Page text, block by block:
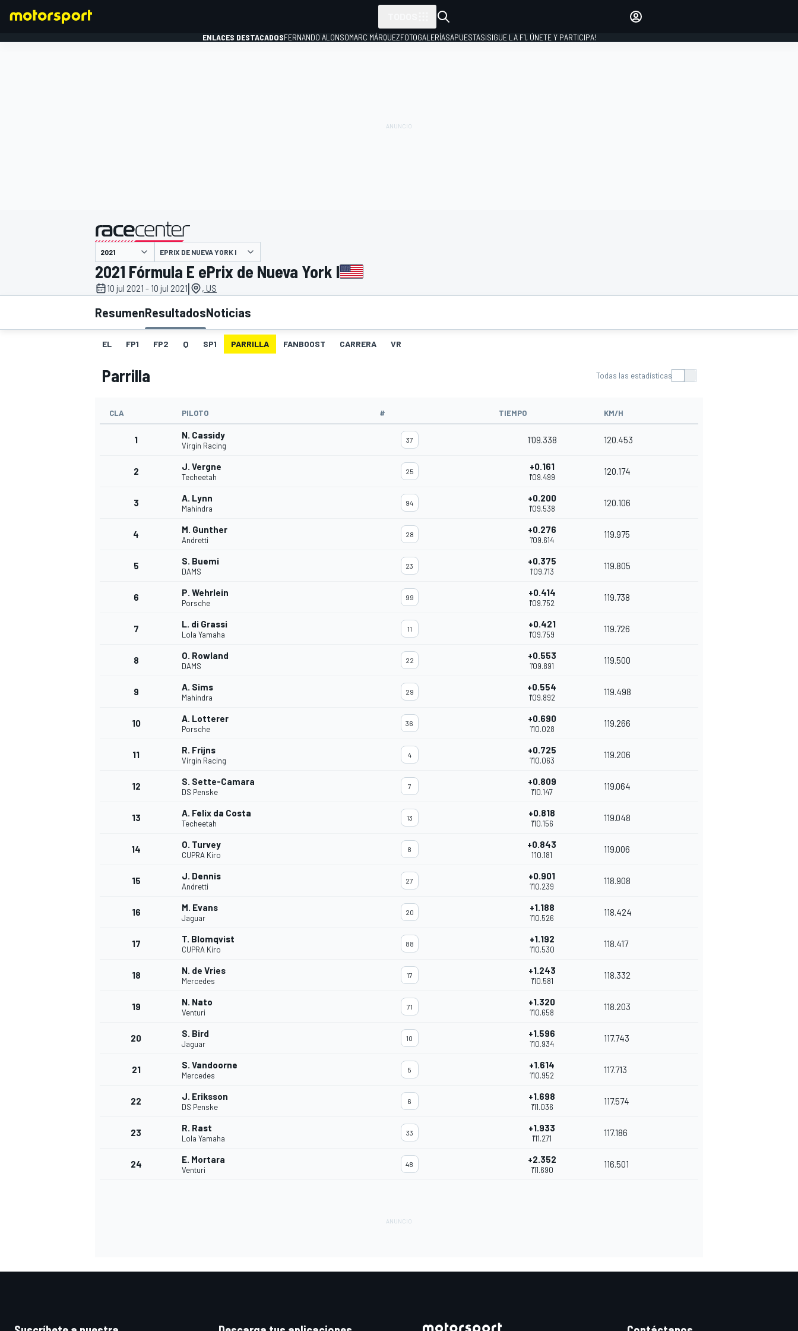
INDYCAR WRC
FÓRMULA E
ENLACES DESTACADOSFERNANDO ALONSOMARC MÁRQUEZFOTOGALERÍASAPUESTAS¡SIGUE LA F1, ÚNETE Y PARTICIPA!
presentado por
EPRIX DE NUEVA YORK I
2021 Fórmula E ePrix de Nueva York I
10 jul 2021 - 10 jul 2021| , US
ResumenResultadosNoticias
EL FP1 FP2 Q SP1 PARRILLA FANBOOST CARRERA VR
Parrilla Todas las estadísticas
CLA PILOTO # TIEMPO KM/H
1 N. Cassidy
Virgin Racing
37 1'09.338 120.453
2 J. Vergne
Techeetah
25 +0.161
1'09.499
120.174
3 A. Lynn
Mahindra
94 +0.200
1'09.538
120.106
4 M. Gunther
Andretti
28 +0.276
1'09.614
119.975
5 S. Buemi
DAMS
23 +0.375
1'09.713
119.805
6 P. Wehrlein
Porsche
99 +0.414
1'09.752
119.738
7 L. di Grassi
Lola Yamaha
11 +0.421
1'09.759
119.726
8 O. Rowland
DAMS
22 +0.553
1'09.891
119.500
9 A. Sims
Mahindra
29 +0.554
1'09.892
119.498
10 A. Lotterer
Porsche
36 +0.690
1'10.028
119.266
11 R. Frijns
Virgin Racing
4 +0.725
1'10.063
119.206
12 S. Sette-Camara
DS Penske
7 +0.809
1'10.147
119.064
13 A. Felix da Costa
Techeetah
13 +0.818
1'10.156
119.048
14 O. Turvey
CUPRA Kiro
8 +0.843
1'10.181
119.006
15 J. Dennis
Andretti
27 +0.901
1'10.239
118.908
16 M. Evans
Jaguar
20 +1.188
1'10.526
118.424
17 T. Blomqvist
CUPRA Kiro
88 +1.192
1'10.530
118.417
18 N. de Vries
Mercedes
17 +1.243
1'10.581
118.332
19 N. Nato
Venturi
71 +1.320
1'10.658
118.203
20 S. Bird
Jaguar
10 +1.596
1'10.934
117.743
21 S. Vandoorne
Mercedes
5 +1.614
1'10.952
117.713
22 J. Eriksson
DS Penske
6 +1.698
1'11.036
117.574
23 R. Rast
Lola Yamaha
33 +1.933
1'11.271
117.186
24 E. Mortara
Venturi
48 +2.352
1'11.690
116.501